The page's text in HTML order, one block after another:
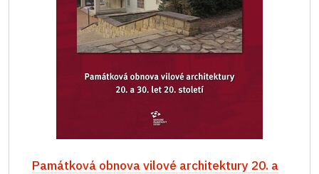
Památková obnova vilové architektury 20. a